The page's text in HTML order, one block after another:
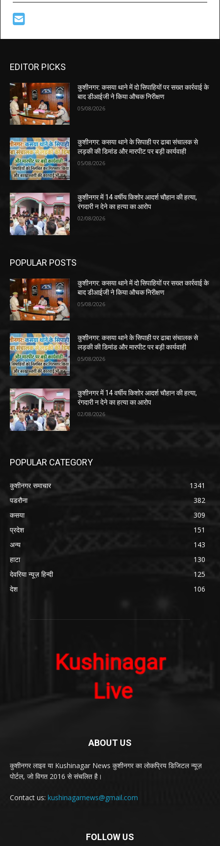
EDITOR PICKS
कुशीनगर: कसया थाने में दो सिपाहियों पर सख्त कार्रवाई के
बाद डीआईजी ने किया औचक निरीक्षण
05/08/2026
कुशीनगर: कसया थाने के सिपाही पर ढाबा संचालक से
लड़की की डिमांड और मारपीट पर बड़ी कार्यवाही
05/08/2026
कुशीनगर में 14 वर्षीय किशोर आदर्श चौहान की हत्या,
रंगदारी न देने का हत्या का आरोप
02/08/2026
POPULAR POSTS
कुशीनगर: कसया थाने में दो सिपाहियों पर सख्त कार्रवाई के
बाद डीआईजी ने किया औचक निरीक्षण
05/08/2026
कुशीनगर: कसया थाने के सिपाही पर ढाबा संचालक से
लड़की की डिमांड और मारपीट पर बड़ी कार्यवाही
05/08/2026
कुशीनगर में 14 वर्षीय किशोर आदर्श चौहान की हत्या,
रंगदारी न देने का हत्या का आरोप
02/08/2026
POPULAR CATEGORY
कुशीनगर समाचार
1341
पडरौना
382
कसया
309
प्रदेश
151
अन्य
143
हाटा
130
देवरिया न्यूज़ हिन्दी
125
देश
106
ABOUT US
कुशीनगर लाइव या Kushinagar News कुशीनगर का लोकप्रिय डिजिटल न्यूज़
पोर्टल, जो विगत 2016 से संचलित है।
Contact us: kushinagarnews@gmail.com
FOLLOW US